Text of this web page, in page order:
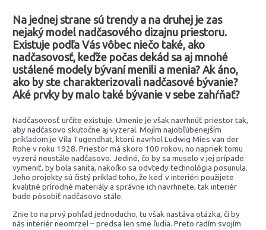
Na jednej strane sú trendy a na druhej je zas
nejaký model nadčasového dizajnu priestoru.
Existuje podľa Vás vôbec niečo také, ako
nadčasovosť, keďže počas dekád sa aj mnohé
ustálené modely bývaní menili a menia? Ak áno,
ako by ste charakterizovali nadčasové bývanie?
Aké prvky by malo také bývanie v sebe zahŕňať?
Nadčasovosť určite existuje. Umenie je však navrhnúť priestor tak,
aby nadčasovo skutočne aj vyzeral. Mojím najobľúbenejším
príkladom je Vila Tugendhat, ktorú navrhol Ludwig Mies van der
Rohe v roku 1928. Priestor má skoro 100 rokov, no napriek tomu
vyzerá neustále nadčasovo. Jediné, čo by sa muselo v jej prípade
vymeniť, by bola sanita, nakoľko sa odvtedy technológia posunula.
Jeho projekty sú čistý príklad toho, že keď v interiéri použijete
kvalitné prírodné materiály a správne ich navrhnete, tak interiér
bude pôsobiť nadčasovo stále.
Znie to na prvý pohľad jednoducho, tu však nastáva otázka, či by
nás interiér neomrzel – predsa len sme ľudia. Preto radím svojím